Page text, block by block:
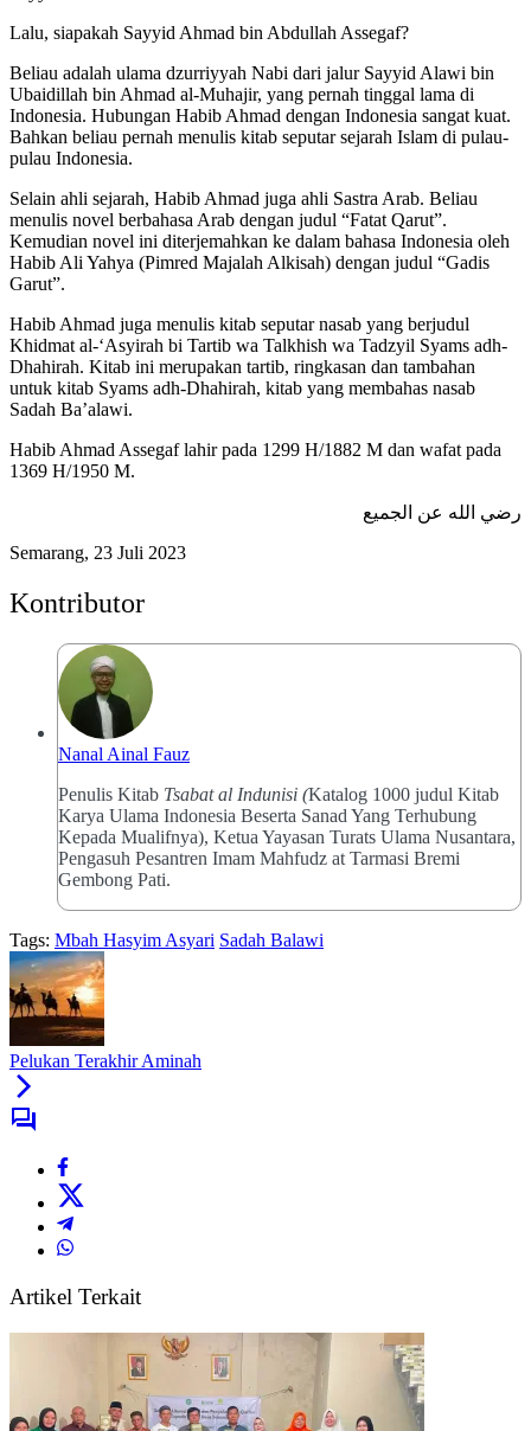
Lalu, siapakah Sayyid Ahmad bin Abdullah Assegaf?
Beliau adalah ulama dzurriyyah Nabi dari jalur Sayyid Alawi bin
Ubaidillah bin Ahmad al-Muhajir, yang pernah tinggal lama di
Indonesia. Hubungan Habib Ahmad dengan Indonesia sangat kuat.
Bahkan beliau pernah menulis kitab seputar sejarah Islam di pulau-
pulau Indonesia.
Selain ahli sejarah, Habib Ahmad juga ahli Sastra Arab. Beliau
menulis novel berbahasa Arab dengan judul “Fatat Qarut”.
Kemudian novel ini diterjemahkan ke dalam bahasa Indonesia oleh
Habib Ali Yahya (Pimred Majalah Alkisah) dengan judul “Gadis
Garut”.
Habib Ahmad juga menulis kitab seputar nasab yang berjudul
Khidmat al-‘Asyirah bi Tartib wa Talkhish wa Tadzyil Syams adh-
Dhahirah. Kitab ini merupakan tartib, ringkasan dan tambahan
untuk kitab Syams adh-Dhahirah, kitab yang membahas nasab
Sadah Ba’alawi.
Habib Ahmad Assegaf lahir pada 1299 H/1882 M dan wafat pada
1369 H/1950 M.
رضي الله عن الجميع
Semarang, 23 Juli 2023
Kontributor
Nanal Ainal Fauz
Penulis Kitab Tsabat al Indunisi (Katalog 1000 judul Kitab
Karya Ulama Indonesia Beserta Sanad Yang Terhubung
Kepada Mualifnya), Ketua Yayasan Turats Ulama Nusantara,
Pengasuh Pesantren Imam Mahfudz at Tarmasi Bremi
Gembong Pati.
Tags: Mbah Hasyim Asyari Sadah Balawi
Pelukan Terakhir Aminah
Artikel Terkait